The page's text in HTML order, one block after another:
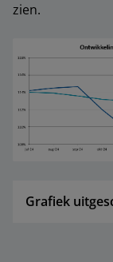
zien.
Grafiek